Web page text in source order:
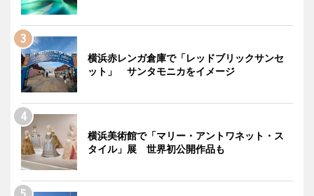
横浜赤レンガ倉庫で「レッドブリックサンセ
ット」 サンタモニカをイメージ
横浜美術館で「マリー・アントワネット・ス
タイル」展 世界初公開作品も